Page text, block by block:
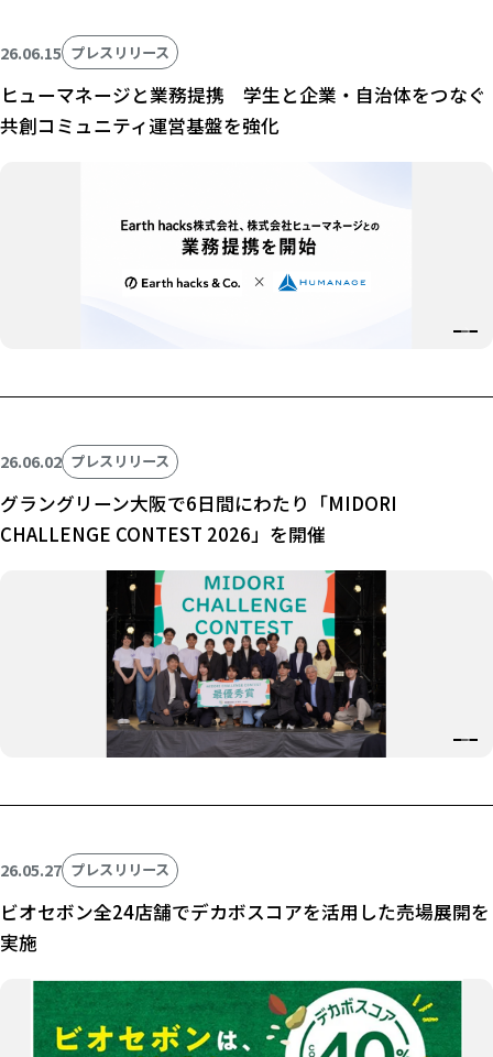
26.06.15 プレスリリース
ヒューマネージと業務提携 学生と企業・自治体をつなぐ
共創コミュニティ運営基盤を強化
26.06.02 プレスリリース
グラングリーン大阪で6日間にわたり「MIDORI
CHALLENGE CONTEST 2026」を開催
26.05.27 プレスリリース
ビオセボン全24店舗でデカボスコアを活用した売場展開を
実施